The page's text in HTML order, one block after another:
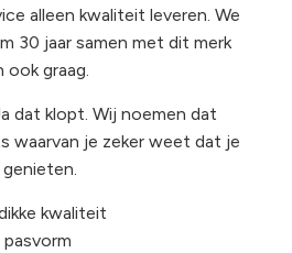
alleen kwaliteit leveren. We
30 jaar samen met dit merk
ook graag.
dat klopt. Wij noemen dat
waarvan je zeker weet dat je
genieten.
kwaliteit